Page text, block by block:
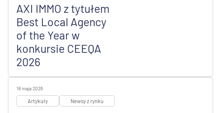
AXI IMMO z tytułem
Best Local Agency
of the Year w
konkursie CEEQA
2026
18 maja 2026
Artykuły Newsy z rynku